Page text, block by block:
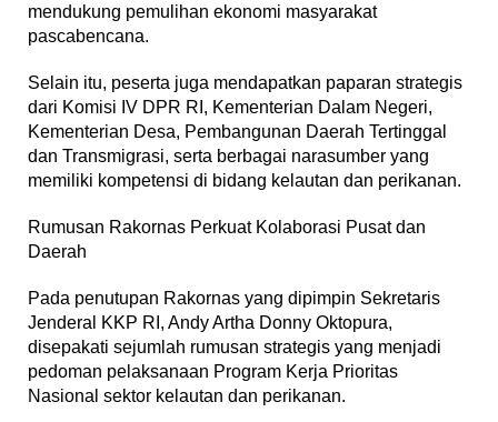
mendukung pemulihan ekonomi masyarakat
pascabencana.
Selain itu, peserta juga mendapatkan paparan strategis
dari Komisi IV DPR RI, Kementerian Dalam Negeri,
Kementerian Desa, Pembangunan Daerah Tertinggal
dan Transmigrasi, serta berbagai narasumber yang
memiliki kompetensi di bidang kelautan dan perikanan.
Rumusan Rakornas Perkuat Kolaborasi Pusat dan
Daerah
Pada penutupan Rakornas yang dipimpin Sekretaris
Jenderal KKP RI, Andy Artha Donny Oktopura,
disepakati sejumlah rumusan strategis yang menjadi
pedoman pelaksanaan Program Kerja Prioritas
Nasional sektor kelautan dan perikanan.